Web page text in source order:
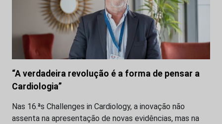
“A verdadeira revolução é a forma de pensar a
Cardiologia”
Nas 16.ªs Challenges in Cardiology, a inovação não
assenta na apresentação de novas evidências, mas na